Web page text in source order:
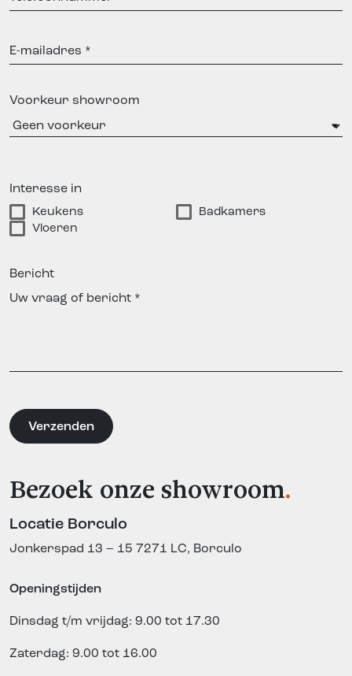
E-
mailadres
Voorkeur showroom
Interesse in
Keukens
Badkamers
Vloeren
Bericht
Bezoek onze showroom.
Locatie Borculo
Jonkerspad 13 – 15 7271 LC, Borculo
Openingstijden
Dinsdag t/m vrijdag: 9.00 tot 17.30
Zaterdag: 9.00 tot 16.00